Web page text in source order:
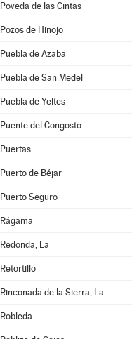
Poveda de las Cintas
Pozos de Hinojo
Puebla de Azaba
Puebla de San Medel
Puebla de Yeltes
Puente del Congosto
Puertas
Puerto de Béjar
Puerto Seguro
Rágama
Redonda, La
Retortillo
Rinconada de la Sierra, La
Robleda